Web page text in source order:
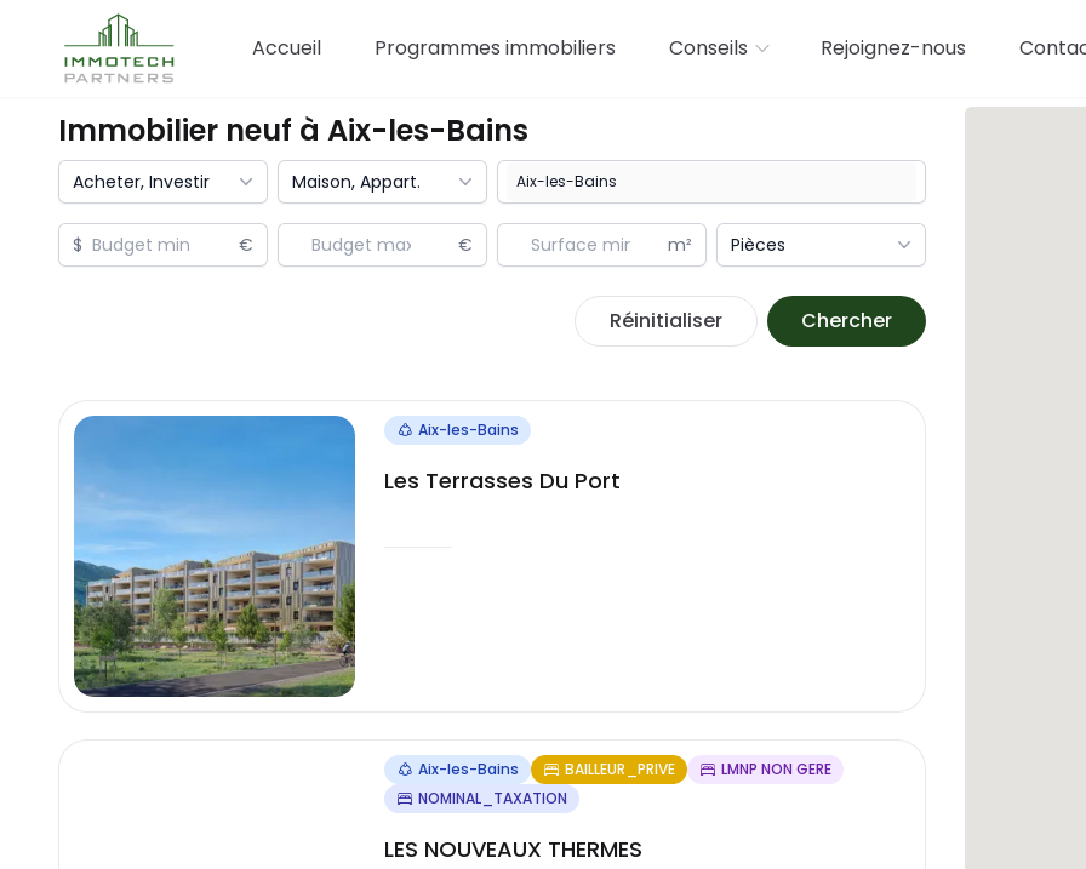
Accueil Programmes immobiliers Conseils Rejoignez-nous
Immobilier neuf à Aix-les-Bains
Acheter, Investir Maison, Appart.
$ € € m² Pièces
Réinitialiser Chercher
Aix-les-Bains
Les Terrasses Du Port
Aix-les-Bains BAILLEUR_PRIVE
LMNP NON GERE
NOMINAL_TAXATION
LES NOUVEAUX THERMES